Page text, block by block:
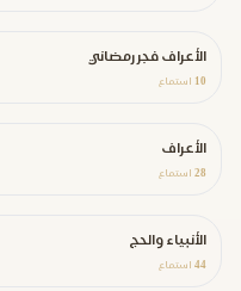
الأعراف فجر رمضاني
10 استماع
الأعراف
28 استماع
الأنبياء والحج
44 استماع